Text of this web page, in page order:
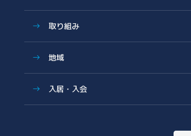
アクセス
基本情報資料
こどもとかがくとあいぱーく
共有設備・スペース
グラデュエーションラボ
安全対策・環境保全
取り組み
サイエンスメンター
AI/DX Concierge
地域
地域に開かれた湘南アイパーク
健康・医療への協力
入居・入会